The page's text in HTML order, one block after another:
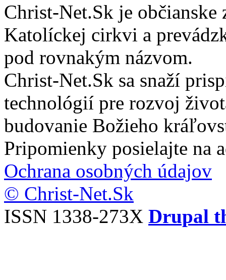
Christ-Net.Sk je
Katolíckej cirkvi a
pod rovnakým názvom.
Christ-Net.Sk sa snaží
technológií pre rozvoj
budovanie Božieho
Pripomienky posielajte na
Ochrana osobných údajov
© Christ-Net.Sk
ISSN 1338-273X Drupal